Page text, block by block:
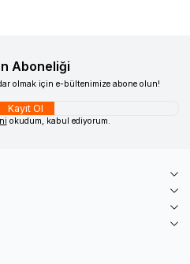
Aboneliği
olmak için e-bültenimize abone olun!
Kayıt Ol
okudum, kabul ediyorum.